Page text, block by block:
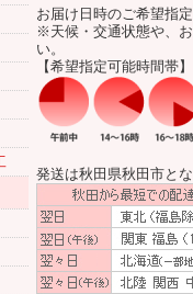
お届け日時のご希望指
※天候・交通状態や、
い。
【希望指定可能時間帯】
発送は秋田県秋田市と